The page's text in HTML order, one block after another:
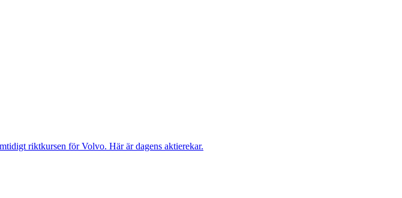
riktkursen för Volvo. Här är dagens aktierekar.